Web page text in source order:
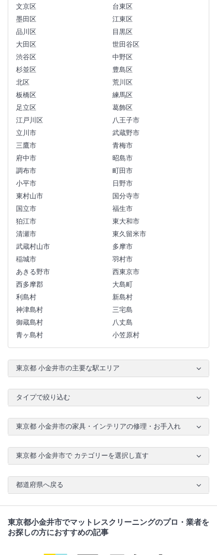
文京区
台東区
墨田区
江東区
品川区
目黒区
大田区
世田谷区
渋谷区
中野区
杉並区
豊島区
北区
荒川区
板橋区
練馬区
足立区
葛飾区
江戸川区
八王子市
立川市
武蔵野市
三鷹市
青梅市
府中市
昭島市
調布市
町田市
小平市
日野市
東村山市
国分寺市
国立市
福生市
狛江市
東大和市
清瀬市
東久留米市
武蔵村山市
多摩市
稲城市
羽村市
あきる野市
西東京市
西多摩郡
大島町
利島村
新島村
神津島村
三宅島
御蔵島村
八丈島
青ヶ島村
小笠原村
東京都 小金井市の主要な駅エリア
タイプで絞り込む
東京都 小金井市の家具・インテリアの修理・お手入れ
東京都 小金井市で カテゴリーを選択し直す
都道府県へ戻る
東京都小金井市でマットレスクリーニングのプロ・業者を
お探しの方におすすめの記事